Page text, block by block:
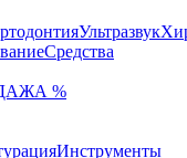
Ультразвук
Средства
%
Инструменты